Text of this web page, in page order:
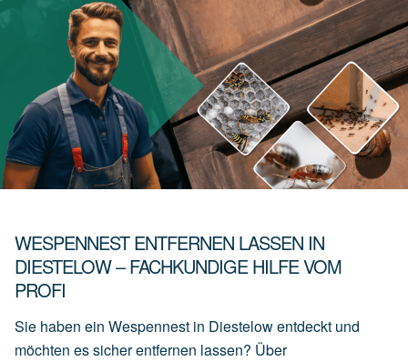
WESPENNEST ENTFERNEN LASSEN IN
DIESTELOW – FACHKUNDIGE HILFE VOM
PROFI
Sie haben ein Wespennest in Diestelow entdeckt und
möchten es sicher entfernen lassen? Über